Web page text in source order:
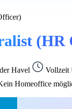
(HR
Havel Vollzeit
Homeoffice